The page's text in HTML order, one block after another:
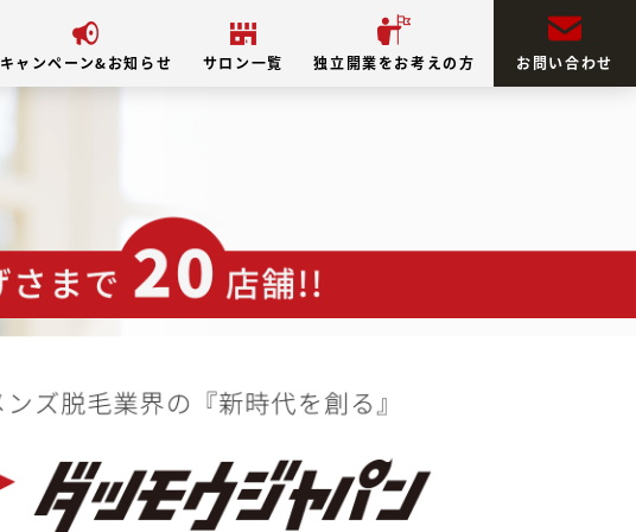
キャンペーン&お知らせ サロン一覧 独立開業をお考えの方 お問い合わせ